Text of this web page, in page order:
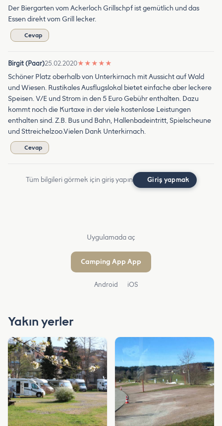
Der Biergarten vom Ackerloch Grillschpf ist gemütlich und das
Essen direkt vom Grill lecker.
Cevap
Birgit (Paar)25.02.2020★ ★ ★ ★ ★
Schöner Platz oberhalb von Unterkirnach mit Aussicht auf Wald
und Wiesen. Rustikales Ausflugslokal bietet einfache aber leckere
Speisen. V/E und Strom in den 5 Euro Gebühr enthalten. Dazu
kommt noch die Kurtaxe in der viele kostenlose Leistungen
enthalten sind. Z.B. Bus und Bahn, Hallenbadeintritt, Spielscheune
und Sttreichelzoo.Vielen Dank Unterkirnach.
Cevap
Tüm bilgileri görmek için giriş yapın Giriş yapmak
Uygulamada aç
Camping App App
Android iOS
Yakın yerler